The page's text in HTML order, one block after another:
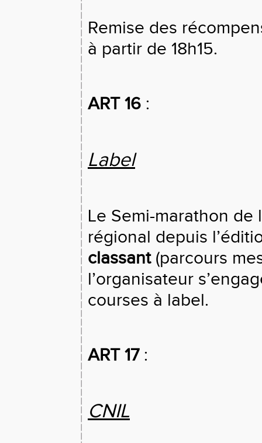
Remise des
à partir de 18h15.
ART 16 :
Label
Le Semi-marathon
régional depuis
classant(parcours
l’organisateur
courses à label.
ART 17:
CNIL